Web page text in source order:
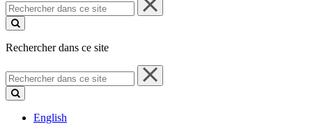
dans
ce
Rechercher dans ce site
Rechercher
dans
ce
English